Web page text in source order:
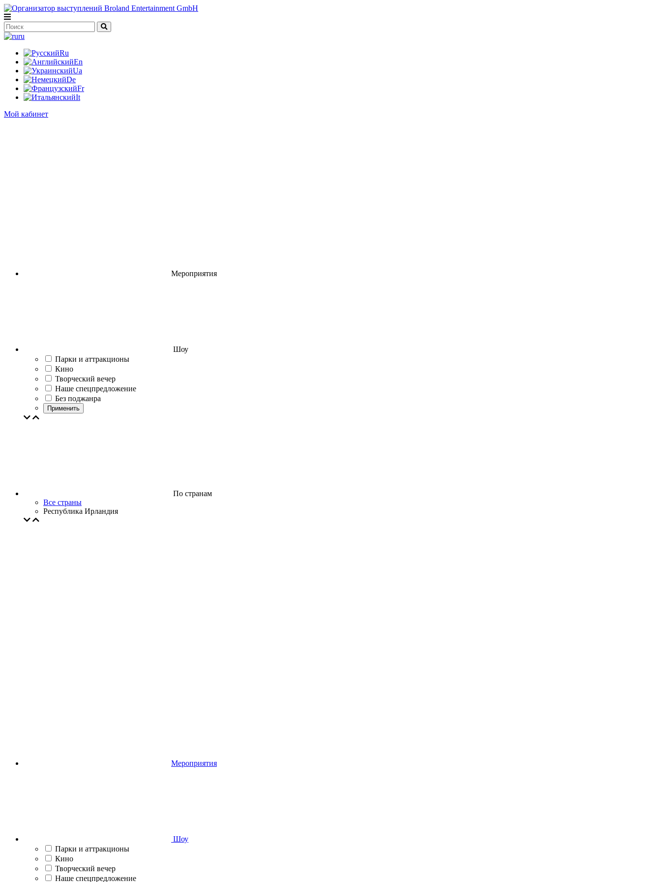
ru
Ru
En
Ua
De
Fr
It
Мой кабинет
Мероприятия
Шоу
Парки и аттракционы
Кино
Творческий вечер
Наше спецпредложение
Без поджанра
Применить
По странам
Все страны
Республика Ирландия
Мероприятия
Шоу
Парки и аттракционы
Кино
Творческий вечер
Наше спецпредложение